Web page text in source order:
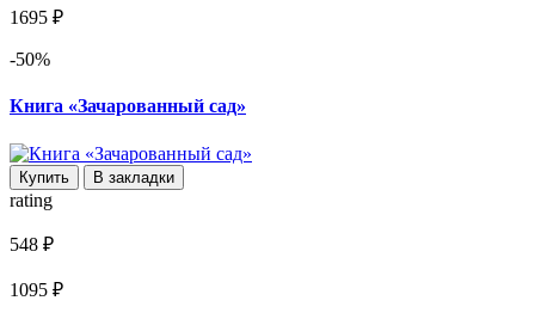
1695 ₽
-50%
Книга «Зачарованный сад»
Купить В закладки
rating
548 ₽
1095 ₽